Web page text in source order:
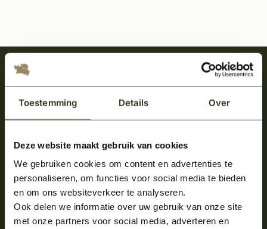
Toestemming Details Over
Deze website maakt gebruik van cookies
We gebruiken cookies om content en advertenties te
personaliseren, om functies voor social media te bieden
en om ons websiteverkeer te analyseren.
Ook delen we informatie over uw gebruik van onze site
met onze partners voor social media, adverteren en
Meld je aan en ontvang het laatste nieuws
over onze kempische bouwstijl!
Aanmelden voor de nieuwsbrief